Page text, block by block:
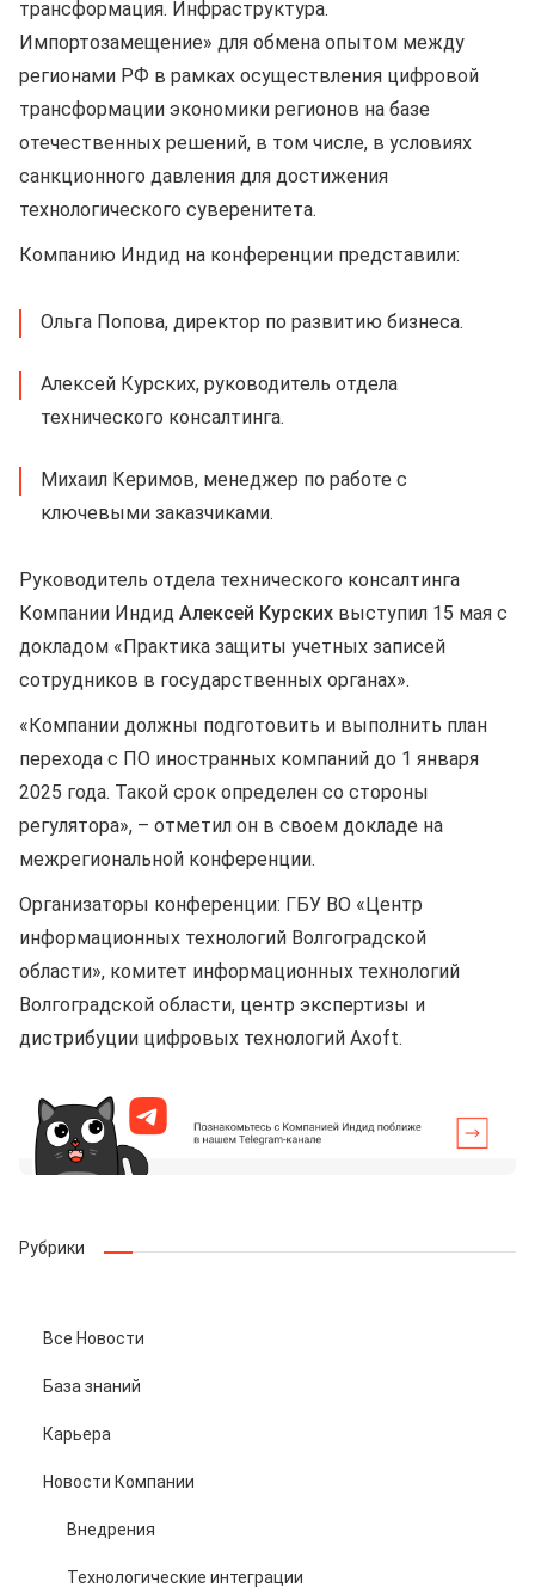
трансформация. Инфраструктура.
Импортозамещение» для обмена опытом между
регионами РФ в рамках осуществления цифровой
трансформации экономики регионов на базе
отечественных решений, в том числе, в условиях
санкционного давления для достижения
технологического суверенитета.
Компанию Индид на конференции представили:
Ольга Попова, директор по развитию бизнеса.
Алексей Курских, руководитель отдела
технического консалтинга.
Михаил Керимов, менеджер по работе с
ключевыми заказчиками.
Руководитель отдела технического консалтинга
Компании Индид Алексей Курских выступил 15 мая с
докладом «Практика защиты учетных записей
сотрудников в государственных органах».
«Компании должны подготовить и выполнить план
перехода с ПО иностранных компаний до 1 января
2025 года. Такой срок определен со стороны
регулятора», – отметил он в своем докладе на
межрегиональной конференции.
Организаторы конференции: ГБУ ВО «Центр
информационных технологий Волгоградской
области», комитет информационных технологий
Волгоградской области, центр экспертизы и
дистрибуции цифровых технологий Axoft.
Рубрики
Все Новости
База знаний
Карьера
Новости Компании
Внедрения
Технологические интеграции